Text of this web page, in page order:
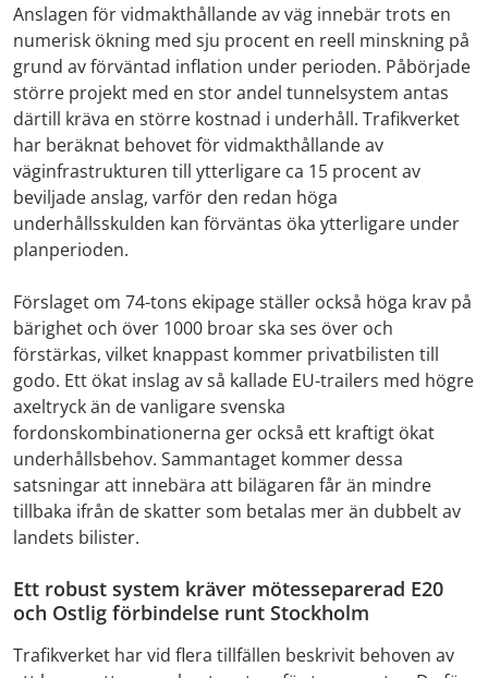
Anslagen för vidmakthållande av väg innebär trots en
numerisk ökning med sju procent en reell minskning på
grund av förväntad inflation under perioden. Påbörjade
större projekt med en stor andel tunnelsystem antas
därtill kräva en större kostnad i underhåll. Trafikverket
har beräknat behovet för vidmakthållande av
väginfrastrukturen till ytterligare ca 15 procent av
beviljade anslag, varför den redan höga
underhållsskulden kan förväntas öka ytterligare under
planperioden.
Förslaget om 74-tons ekipage ställer också höga krav på
bärighet och över 1000 broar ska ses över och
förstärkas, vilket knappast kommer privatbilisten till
godo. Ett ökat inslag av så kallade EU-trailers med högre
axeltryck än de vanligare svenska
fordonskombinationerna ger också ett kraftigt ökat
underhållsbehov. Sammantaget kommer dessa
satsningar att innebära att bilägaren får än mindre
tillbaka ifrån de skatter som betalas mer än dubbelt av
landets bilister.
Ett robust system kräver mötesseparerad E20
och Ostlig förbindelse runt Stockholm
Trafikverket har vid flera tillfällen beskrivit behoven av